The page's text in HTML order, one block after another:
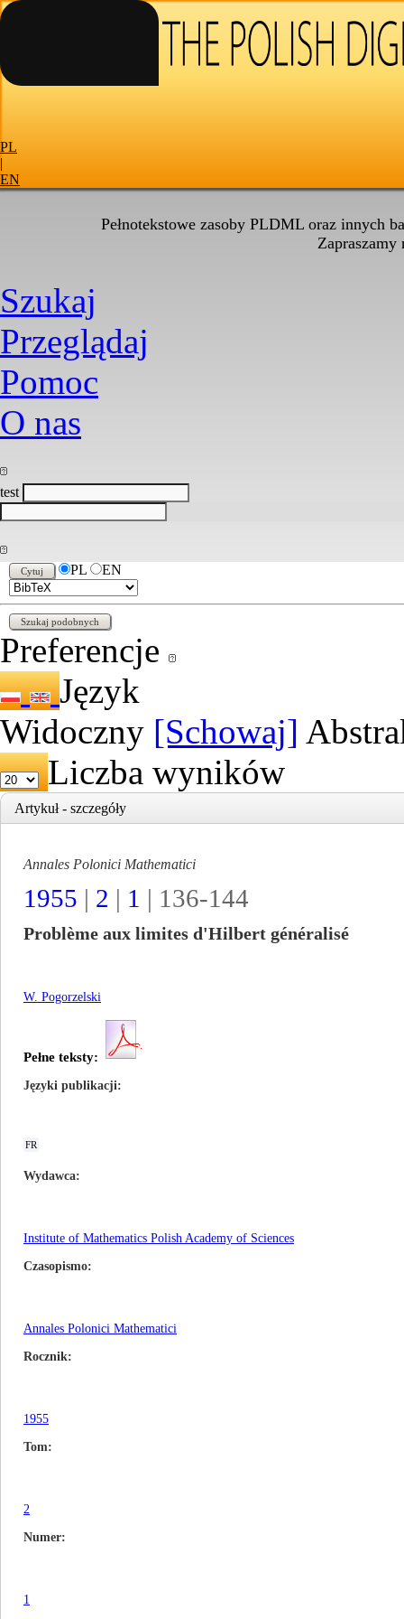
PL
|
EN
Pełnotekstowe zasoby PLDML oraz innych
Zapraszamy
Szukaj
Przeglądaj
Pomoc
O nas
test
PL EN
Preferencje
Język
Widoczny [Schowaj]
Liczba wyników
Artykuł - szczegóły
Annales Polonici Mathematici
1955 | 2 | 1 | 136-144
Problème aux limites d'Hilbert généralisé
W. Pogorzelski
Pełne teksty:
Języki publikacji
FR
Wydawca
Institute of Mathematics Polish Academy of Sciences
Czasopismo
Annales Polonici Mathematici
Rocznik
1955
Tom
2
Numer
1